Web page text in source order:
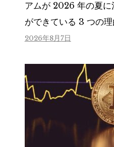
アムが 2026 年の夏に
ができている 3 つの理
2026年8月7日